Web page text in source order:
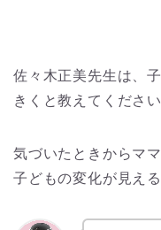
佐々木正美先生は、
きくと教えてください
気づいたときからマ
子どもの変化が見え